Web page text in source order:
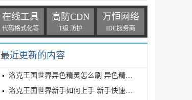
在线工具
代码格式化等
高防CDN
T级 防护
万恒网络
IDC服务商
最近更新的内容
洛克王国世界异色精灵怎么刷 异色精灵高效刷取指南
洛克王国世界新手如何上手 新手快速入门教学